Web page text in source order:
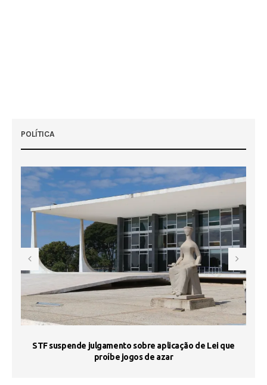
POLÍTICA
STF suspende julgamento sobre aplicação de Lei que
proíbe jogos de azar